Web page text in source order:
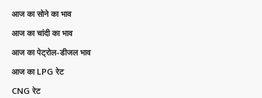
आज का सोने का भाव
आज का चांदी का भाव
आज का पेट्रोल-डीजल भाव
आज का LPG रेट
CNG रेट